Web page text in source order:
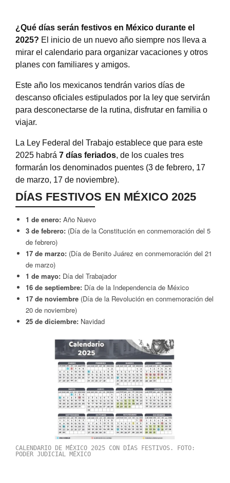
¿Qué días serán festivos en México durante el
2025? El inicio de un nuevo año siempre nos lleva a
mirar el calendario para organizar vacaciones y otros
planes con familiares y amigos.
Este año los mexicanos tendrán varios días de
descanso oficiales estipulados por la ley que servirán
para desconectarse de la rutina, disfrutar en familia o
viajar.
La Ley Federal del Trabajo establece que para este
2025 habrá 7 días feriados, de los cuales tres
formarán los denominados puentes (3 de febrero, 17
de marzo, 17 de noviembre).
DÍAS FESTIVOS EN MÉXICO 2025
1 de enero: Año Nuevo
3 de febrero: (Día de la Constitución en conmemoración del 5
de febrero)
17 de marzo: (Día de Benito Juárez en conmemoración del 21
de marzo)
1 de mayo: Día del Trabajador
16 de septiembre: Día de la Independencia de México
17 de noviembre (Día de la Revolución en conmemoración del
20 de noviembre)
25 de diciembre: Navidad
CALENDARIO DE MÉXICO 2025 CON DÍAS FESTIVOS. FOTO:
PODER JUDICIAL MÉXICO